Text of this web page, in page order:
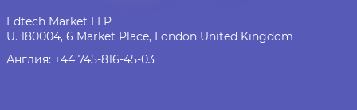
Edtech Market LLP
U. 180004, 6 Market Place, London United Kingdom
Англия: +44 745-816-45-03